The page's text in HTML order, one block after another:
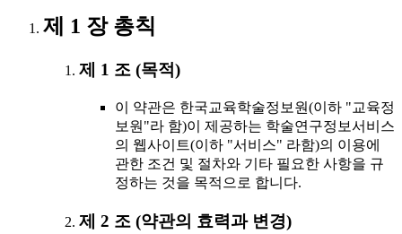
제 1 장 총칙
제 1 조 (목적)
이 약관은 한국교육학술정보원(이하 "교육정
보원"라 함)이 제공하는 학술연구정보서비스
의 웹사이트(이하 "서비스" 라함)의 이용에
관한 조건 및 절차와 기타 필요한 사항을 규
정하는 것을 목적으로 합니다.
제 2 조 (약관의 효력과 변경)